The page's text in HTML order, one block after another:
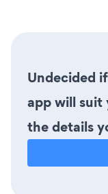
Undecided
app will suit
the details